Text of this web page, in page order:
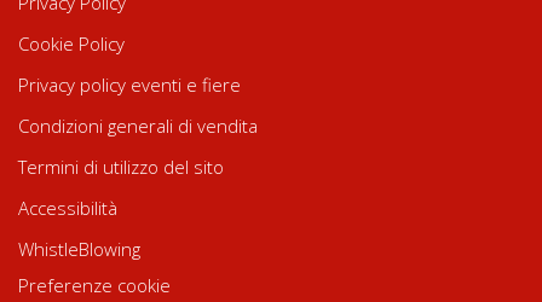
Cookie Policy
Privacy policy eventi e fiere
Condizioni generali di vendita
Termini di utilizzo del sito
Accessibilità
WhistleBlowing
Preferenze cookie